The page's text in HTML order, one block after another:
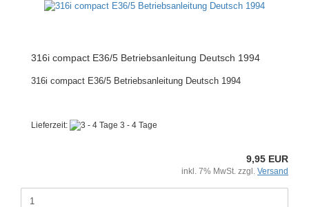
316i compact E36/5 Betriebsanleitung Deutsch 1994
316i compact E36/5 Betriebsanleitung Deutsch 1994
Lieferzeit: 3 - 4 Tage
9,95 EUR
inkl. 7% MwSt. zzgl. Versand